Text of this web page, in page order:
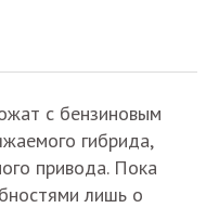
с бензиновым
гибрида,
привода. Пока
лишь о